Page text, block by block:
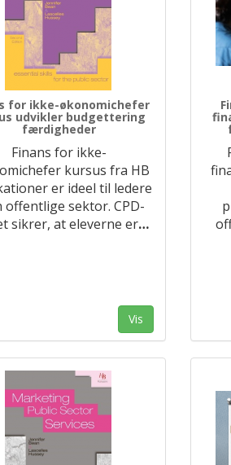
for ikke-økonomichefer
udvikler budgettering
færdigheder
Finans for ikke-
kursus fra HB
er ideel til ledere
offentlige sektor. CPD-
sikrer, at eleverne er…
Vis